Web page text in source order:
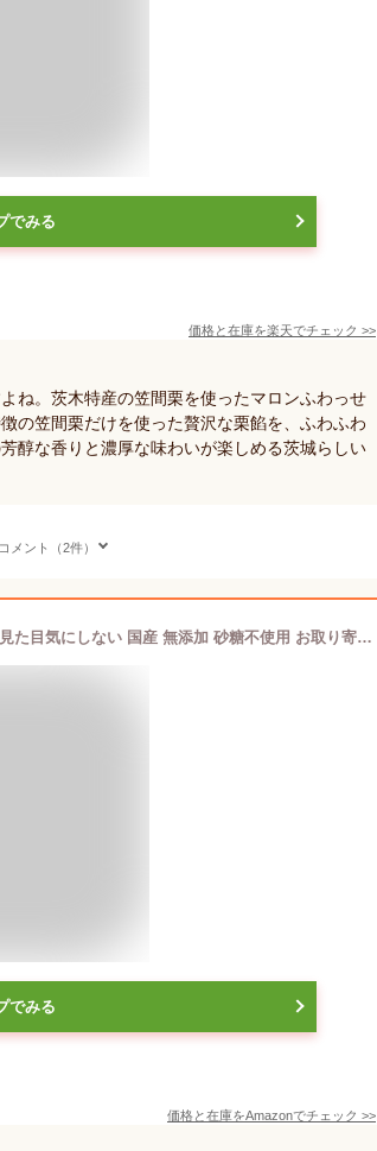
でみる
価格と在庫を楽天でチェック >>
ね。茨木特産の笠間栗を使ったマロンふわっせ
の笠間栗だけを使った贅沢な栗餡を、ふわふわ
醇な香りと濃厚な味わいが楽しめる茨城らしい
メント（2件）
茨城県産 紅はるか 訳あり干し芋 300g×3袋 900g 見た目気にしない 国産 無添加 砂糖不使用 お取り寄せ お土産 プレゼント 食品 食べ物 フードロス削減 (3袋セット)
でみる
価格と在庫をAmazonでチェック >>